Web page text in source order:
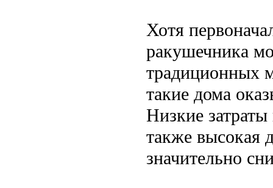
Хотя
ракушечника
традиционных
такие дома
Низкие
также высокая
значительно